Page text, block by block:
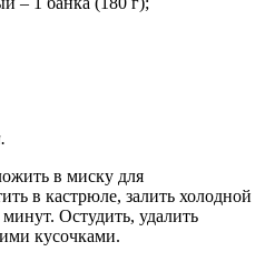
в миску для
в кастрюле, залить холодной
Остудить, удалить
кусочками.